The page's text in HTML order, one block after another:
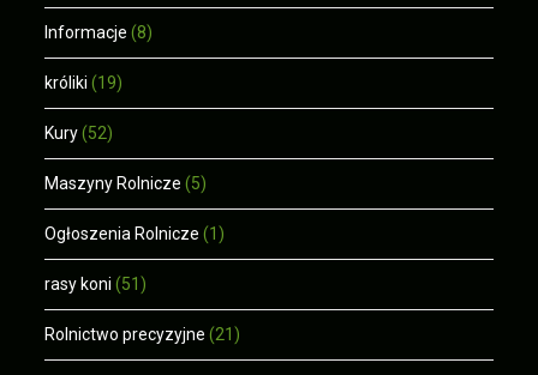
Informacje (8)
króliki (19)
Kury (52)
Maszyny Rolnicze (5)
Ogłoszenia Rolnicze (1)
rasy koni (51)
Rolnictwo precyzyjne (21)